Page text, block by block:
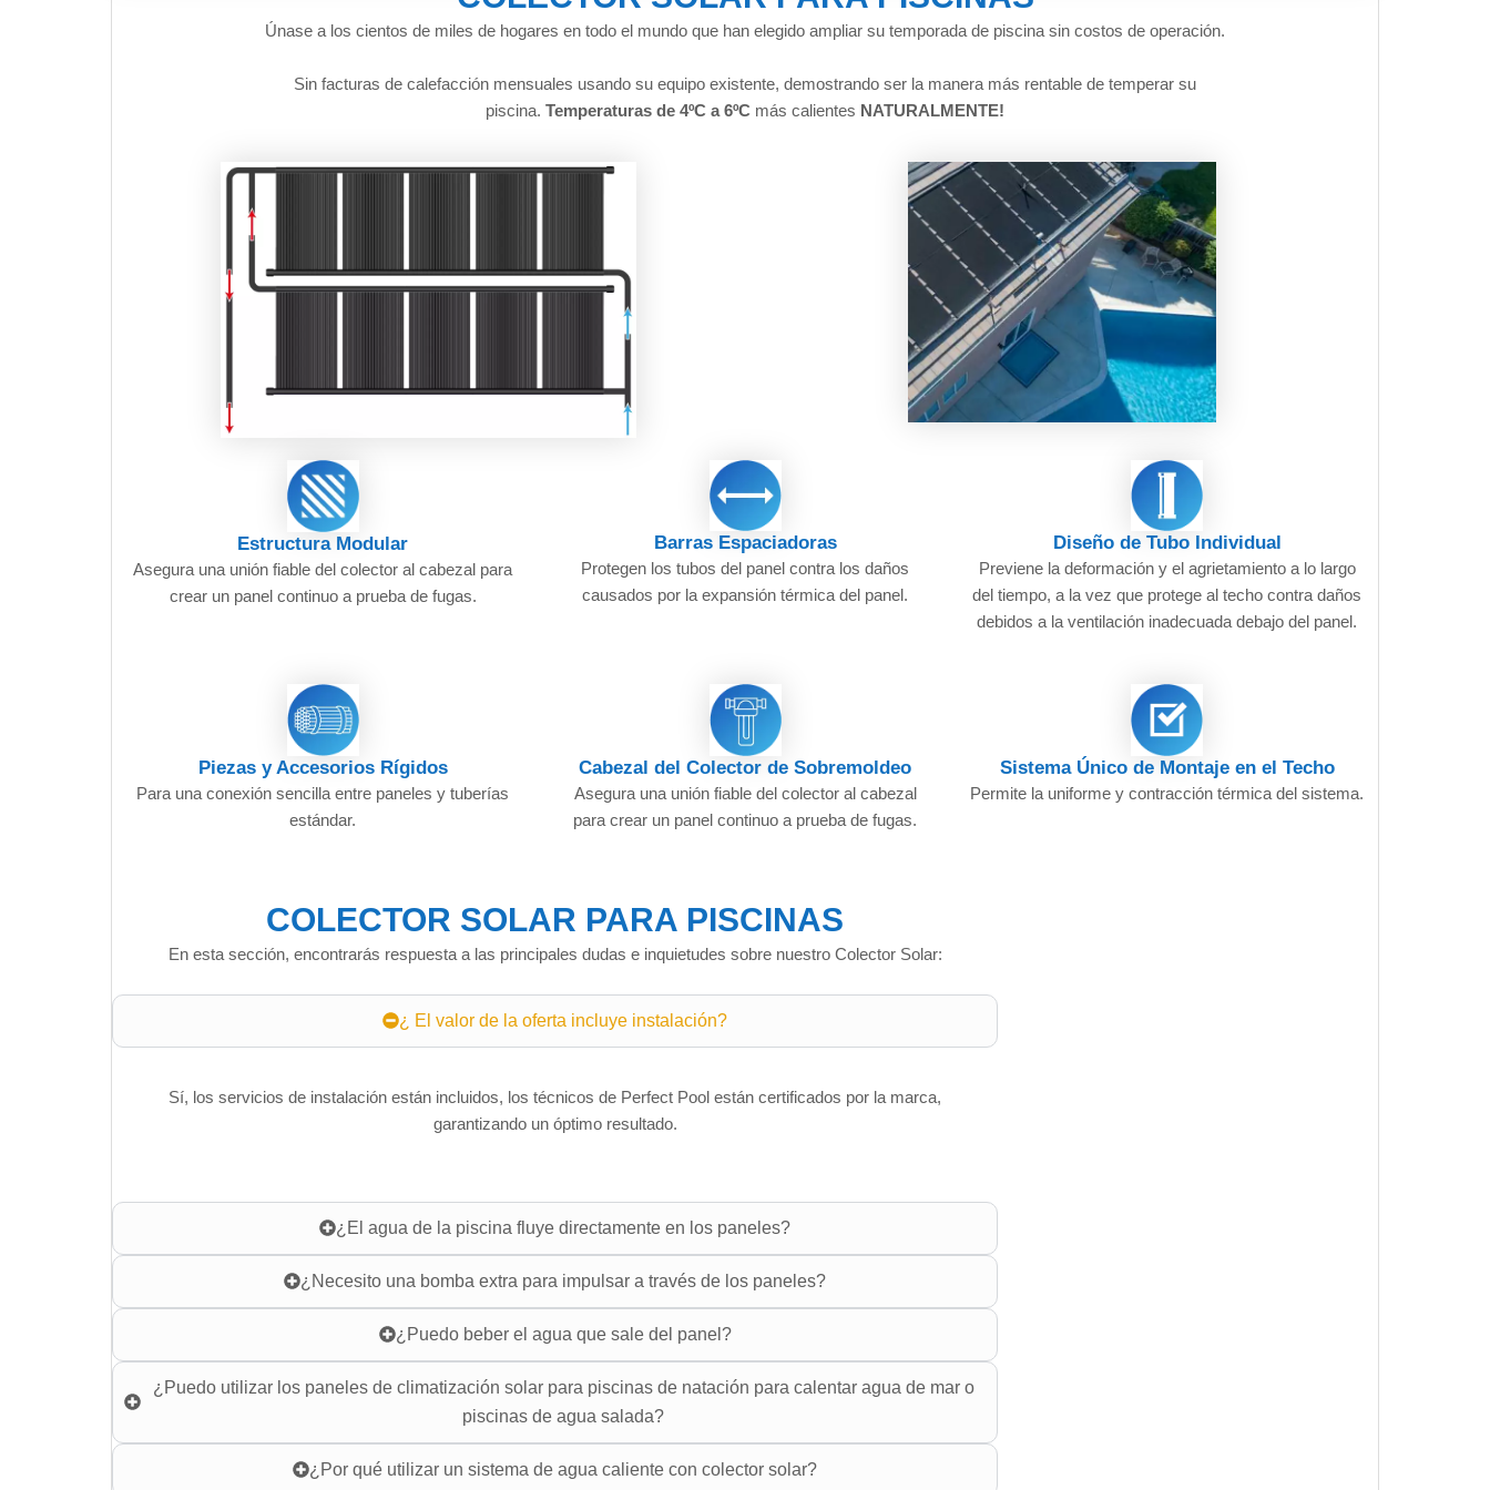
Únase a los cientos de miles de hogares en todo el mundo que han elegido ampliar su temporada de piscina sin costos de operación.
Sin facturas de calefacción mensuales usando su equipo existente, demostrando ser la manera más rentable de temperar su
piscina. Temperaturas de 4ºC a 6ºC más calientes NATURALMENTE!
Estructura Modular
Asegura una unión fiable del colector al cabezal para
crear un panel continuo a prueba de fugas.
Barras Espaciadoras
Protegen los tubos del panel contra los daños
causados por la expansión térmica del panel.
Diseño de Tubo Individual
Previene la deformación y el agrietamiento a lo largo
del tiempo, a la vez que protege al techo contra daños
debidos a la ventilación inadecuada debajo del panel.
Piezas y Accesorios Rígidos
Para una conexión sencilla entre paneles y tuberías
estándar.
Cabezal del Colector de Sobremoldeo
Asegura una unión fiable del colector al cabezal
para crear un panel continuo a prueba de fugas.
Sistema Único de Montaje en el Techo
Permite la uniforme y contracción térmica del sistema.
COLECTOR SOLAR PARA PISCINAS
En esta sección, encontrarás respuesta a las principales dudas e inquietudes sobre nuestro Colector Solar:
¿ El valor de la oferta incluye instalación?
Sí, los servicios de instalación están incluidos, los técnicos de Perfect Pool están certificados por la marca,
garantizando un óptimo resultado.
¿El agua de la piscina fluye directamente en los paneles?
¿Necesito una bomba extra para impulsar a través de los paneles?
¿Puedo beber el agua que sale del panel?
¿Puedo utilizar los paneles de climatización solar para piscinas de natación para calentar agua de mar o
piscinas de agua salada?
¿Por qué utilizar un sistema de agua caliente con colector solar?